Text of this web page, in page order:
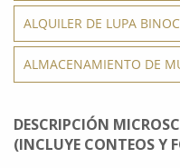
ALQUILER DE LUPA
ALMACENAMIENTO DE
DESCRIPCIÓN
(INCLUYE CONTEOS Y